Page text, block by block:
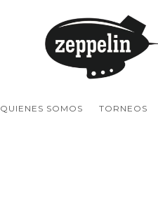
QUIENES SOMOS TORNEOS